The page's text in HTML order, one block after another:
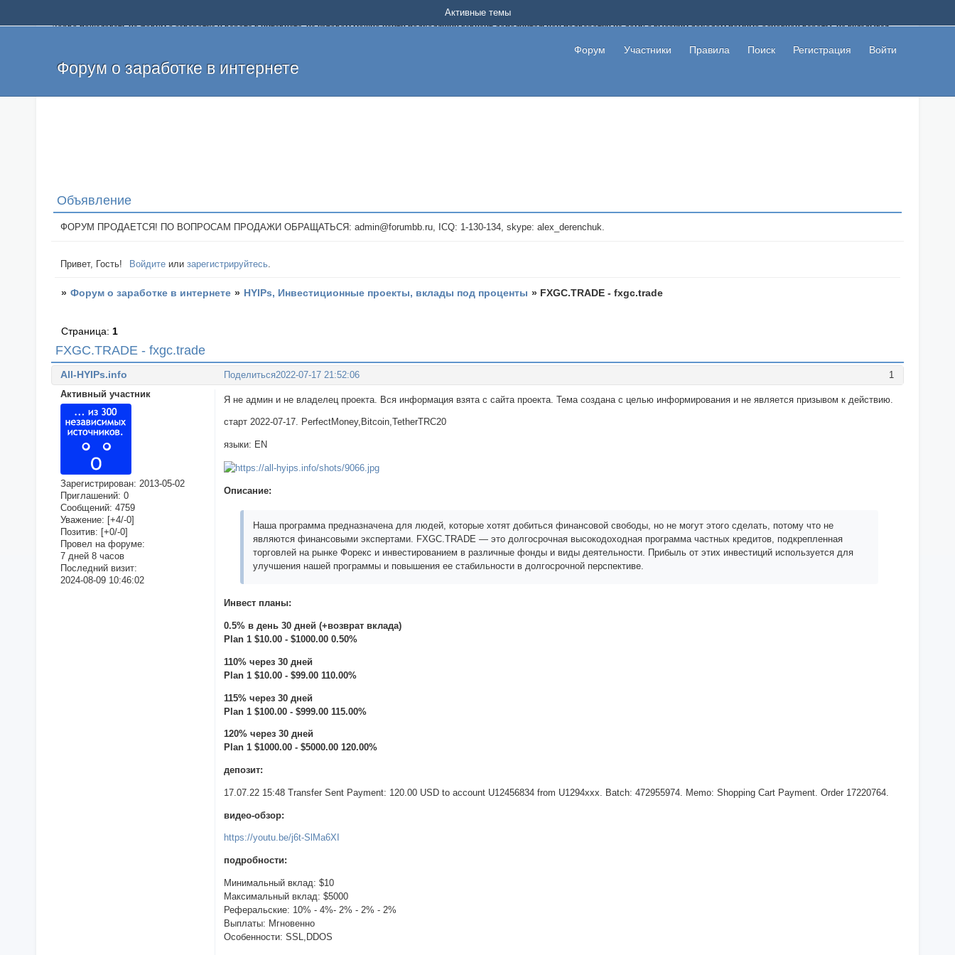
Добро пожаловать на форум о заработке и работе в интернете, на котором можно найти подходящий вариант дополнительной подработки на дому с высоким доходом помимо основной работы, не вкладывая
и оставлять свои отзывы. Если вы знаете, что определенный проект или сайт не платит, то указывайте в теме что это лохотрон, чтобы другие пользователи не попались на развод. Вы сможете начать зарабатывать
легкие деньги без вложений и регистрации уже сегодня. Создавайте новые темы, размещайте объявления со своими пригласительными ссылками и первая прибыль не заставит себя долго ждать.
Форум о заработке в интернете
Форум Участники Правила Поиск Регистрация Войти
Активные темы
Объявление
ФОРУМ ПРОДАЕТСЯ! ПО ВОПРОСАМ ПРОДАЖИ ОБРАЩАТЬСЯ: admin@forumbb.ru, ICQ: 1-130-134, skype: alex_derenchuk.
Привет, Гость! Войдите илизарегистрируйтесь.
» Форум о заработке в интернете » HYIPs, Инвестиционные проекты, вклады под проценты » FXGC.TRADE - fxgc.trade
FXGC.TRADE - fxgc.trade
Страница: 1
Поделиться 1
2022-07-17 21:52:06
All-HYIPs.info
Активный участник
Зарегистрирован: 2013-05-02
Приглашений: 0
Сообщений: 4759
Уважение: [+4/-0]
Позитив: [+0/-0]
Провел на форуме:
7 дней 8 часов
Последний визит:
2024-08-09 10:46:02
Я не админ и не владелец проекта. Вся информация взята с сайта проекта. Тема создана с целью информирования и не является призывом к действию.
старт 2022-07-17. PerfectMoney,Bitcoin,TetherTRC20
языки: EN
Описание:
Наша программа предназначена для людей, которые хотят добиться финансовой свободы, но не могут этого сделать, потому что не
являются финансовыми экспертами. FXGC.TRADE — это долгосрочная высокодоходная программа частных кредитов, подкрепленная
торговлей на рынке Форекс и инвестированием в различные фонды и виды деятельности. Прибыль от этих инвестиций используется для
улучшения нашей программы и повышения ее стабильности в долгосрочной перспективе.
Инвест планы:
0.5% в день 30 дней (+возврат вклада)
Plan 1 $10.00 - $1000.00 0.50%
110% через 30 дней
Plan 1 $10.00 - $99.00 110.00%
115% через 30 дней
Plan 1 $100.00 - $999.00 115.00%
120% через 30 дней
Plan 1 $1000.00 - $5000.00 120.00%
депозит:
17.07.22 15:48 Transfer Sent Payment: 120.00 USD to account U12456834 from U1294xxx. Batch: 472955974. Memo: Shopping Cart Payment. Order 17220764.
видео-обзор:
https://youtu.be/j6t-SlMa6XI
подробности:
Минимальный вклад: $10
Максимальный вклад: $5000
Реферальские: 10% - 4%- 2% - 2% - 2%
Выплаты: Мгновенно
Особенности: SSL,DDOS